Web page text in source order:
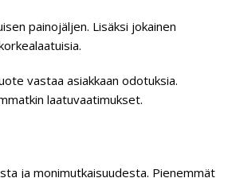
painojäljen. Lisäksi jokainen
vastaa asiakkaan odotuksia.
laatuvaatimukset.
ja monimutkaisuudesta. Pienemmät